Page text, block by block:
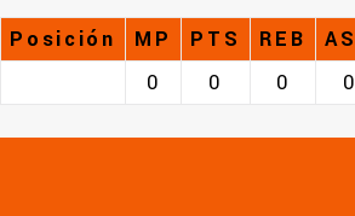
Posición MP PTS REB
0
0 0 0